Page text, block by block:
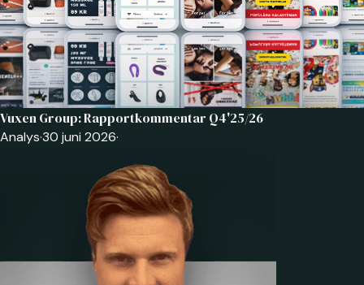
Vuxen Group: Rapportkommentar Q4'25/26
Analys·30 juni 2026·